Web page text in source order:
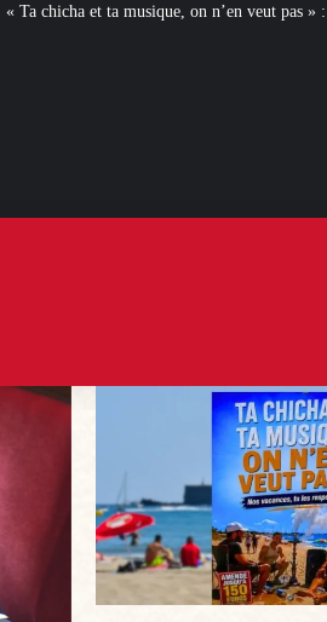
n’en veut pas » : la mairie RN d’Agde face